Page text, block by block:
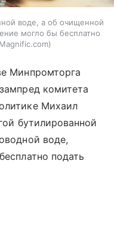
воде, а об очищенной
могло бы бесплатно
Magnific.com
Минпромторга
комитета
Михаил
бутилированной
воде,
подать